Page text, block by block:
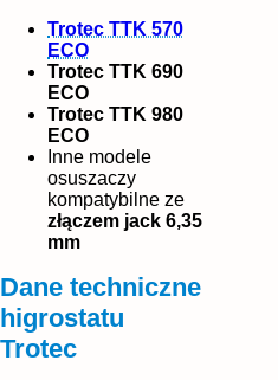
Trotec TTK 570
ECO
Trotec TTK 690
ECO
Trotec TTK 980
ECO
Inne modele
osuszaczy
kompatybilne ze
złączem jack 6,35
mm
Dane techniczne
higrostatu
Trotec